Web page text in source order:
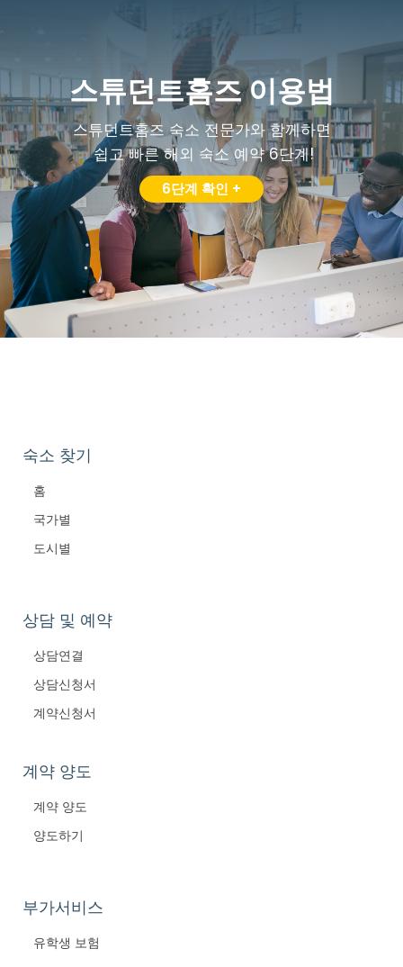
스튜던트홈즈 이용법
스튜던트홈즈 숙소 전문가와 함께하면
쉽고 빠른 해외 숙소 예약 6단계!
6단계 확인 +
숙소 찾기
홈
국가별
도시별
상담 및 예약
상담연결
상담신청서
계약신청서
계약 양도
계약 양도
양도하기
부가서비스
유학생 보험